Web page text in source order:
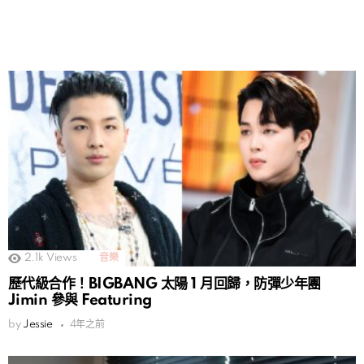
2.1k Views 音樂
歷代級合作！BIGBANG 太陽 1 月回歸，防彈少年團
Jimin 參與 Featuring
by Jessie 4年之前